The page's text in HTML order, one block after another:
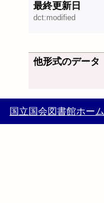
最終更新日
dct:modified
他形式のデータ
国立国会図書館ホーム